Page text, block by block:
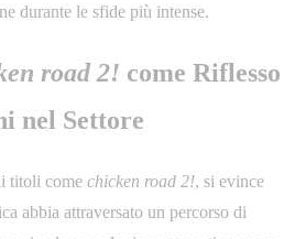
durante le sfide più intense.
road 2! come Riflesso
nel Settore
titoli come chicken road 2!, si evince
abbia attraversato un percorso di